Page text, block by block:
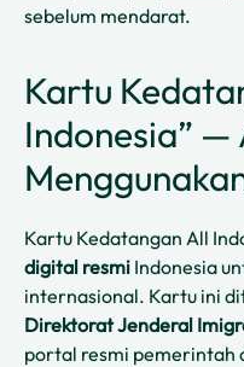
sebelum mendarat.
Kartu
Indonesia” —
Kartu Kedatangan All
digital resmi Indonesia
internasional. Kartu ini
Direktorat Jenderal
portal resmi pemerintah